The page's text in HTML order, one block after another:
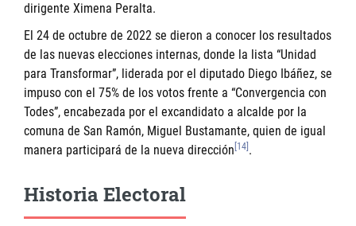
dirigente Ximena Peralta.
El 24 de octubre de 2022 se dieron a conocer los resultados
de las nuevas elecciones internas, donde la lista “Unidad
para Transformar”, liderada por el diputado Diego Ibáñez, se
impuso con el 75% de los votos frente a “Convergencia con
Todes”, encabezada por el excandidato a alcalde por la
comuna de San Ramón, Miguel Bustamante, quien de igual
manera participará de la nueva dirección [14] .
Historia Electoral